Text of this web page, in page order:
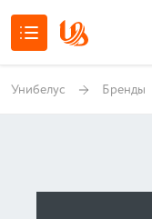
Унибелус Бренды